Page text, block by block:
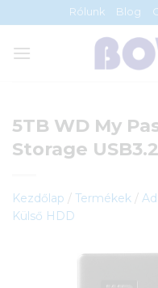
to
content
Rólunk Blog
5TB WD My
Storage
Kezdőlap / Termékek /
Külső HDD